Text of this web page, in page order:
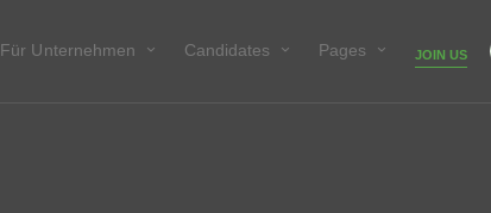
Für Unternehmen Candidates Pages JOIN US